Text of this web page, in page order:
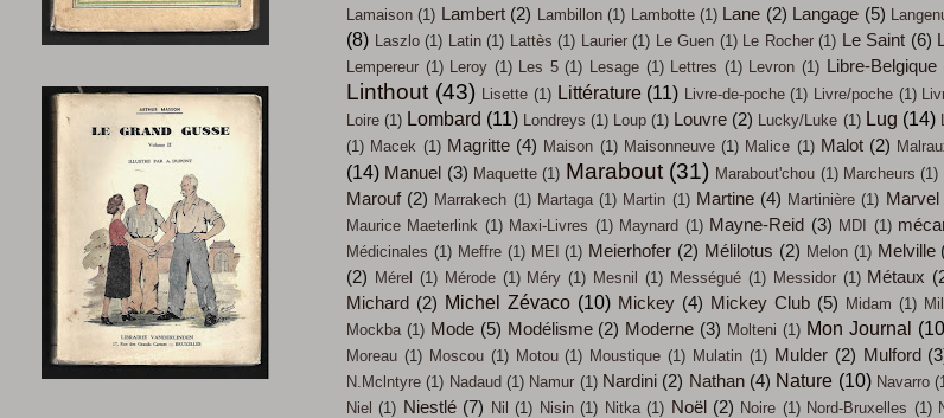
Lamaison (1) Lambert (2) Lambillon (1) Lambotte (1) Lane (2) Langage (5)
(8) Laszlo (1) Latin (1) Lattès (1) Laurier (1) Le Guen (1) Le Rocher (1) Le Saint (6)
Lempereur (1) Leroy (1) Les 5 (1) Lesage (1) Lettres (1) Levron (1) Libre-Belgique
Linthout (43) Lisette (1) Littérature (11) Livre-de-poche (1) Livre/poche (1)
Loire (1) Lombard (11) Londreys (1) Loup (1) Louvre (2) Lucky/Luke (1) Lug (14)
(1) Macek (1) Magritte (4) Maison (1) Maisonneuve (1) Malice (1) Malot (2)
(14) Manuel (3) Maquette (1) Marabout (31) Marabout'chou (1) Marcheurs (1)
Marouf (2) Marrakech (1) Martaga (1) Martin (1) Martine (4) Martinière (1) Marvel
Maurice Maeterlink (1) Maxi-Livres (1) Maynard (1) Mayne-Reid (3) MDI (1)
Médicinales (1) Meffre (1) MEI (1) Meierhofer (2) Mélilotus (2) Melon (1) Melville
(2) Mérel (1) Mérode (1) Méry (1) Mesnil (1) Mességué (1) Messidor (1) Métaux
Michard (2) Michel Zévaco (10) Mickey (4) Mickey Club (5) Midam (1)
Mockba (1) Mode (5) Modélisme (2) Moderne (3) Molteni (1) Mon Journal
Moreau (1) Moscou (1) Motou (1) Moustique (1) Mulatin (1) Mulder (2) Mulford
N.Mclntyre (1) Nadaud (1) Namur (1) Nardini (2) Nathan (4) Nature (10) Navarro
Niel (1) Niestlé (7) Nil (1) Nisin (1) Nitka (1) Noël (2) Noire (1) Nord-Bruxelles (1)